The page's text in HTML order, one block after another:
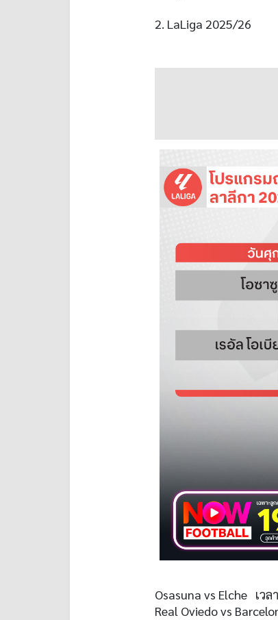
2. LaLiga 2025/26
Osasuna vs Elche เว
Real Oviedo vs